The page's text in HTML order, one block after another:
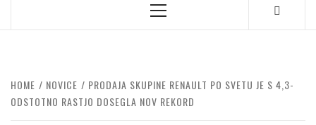
Primary
HOME NOVICE
PRODAJA SKUPINE RENAULT PO SVETU JE S 4,3-
ODSTOTNO RASTJO DOSEGLA NOV REKORD